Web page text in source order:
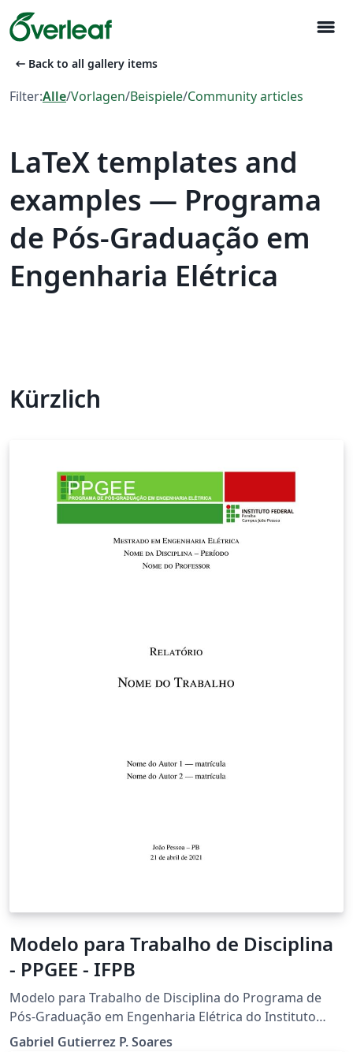
menu
arrow_left_alt Back to all gallery items
Filter:Alle/Vorlagen/Beispiele/Community articles
LaTeX templates and
examples — Programa
de Pós-Graduação em
Engenharia Elétrica
Kürzlich
Modelo para Trabalho de Disciplina
- PPGEE - IFPB
Modelo para Trabalho de Disciplina do Programa de
Pós-Graduação em Engenharia Elétrica do Instituto
Federal da Paraíba (PPGEE-IFPB), Campus João Pessoa.
Gabriel Gutierrez P. Soares